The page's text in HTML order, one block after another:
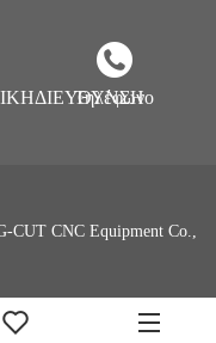
Τηλέφωνο
CUT CNC Equipment Co.,